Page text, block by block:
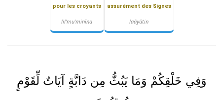
assurément des Signes
laāyātin
pour les croyants
lil'mu'minīna
وَفِي خَلْقِكُمْ وَمَا يَبُثُّ مِن دَابَّةٍ آيَاتٌ لِّقَوْمٍ